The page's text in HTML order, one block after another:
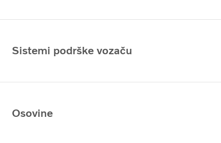
Sistemi podrške vozaču
Osovine